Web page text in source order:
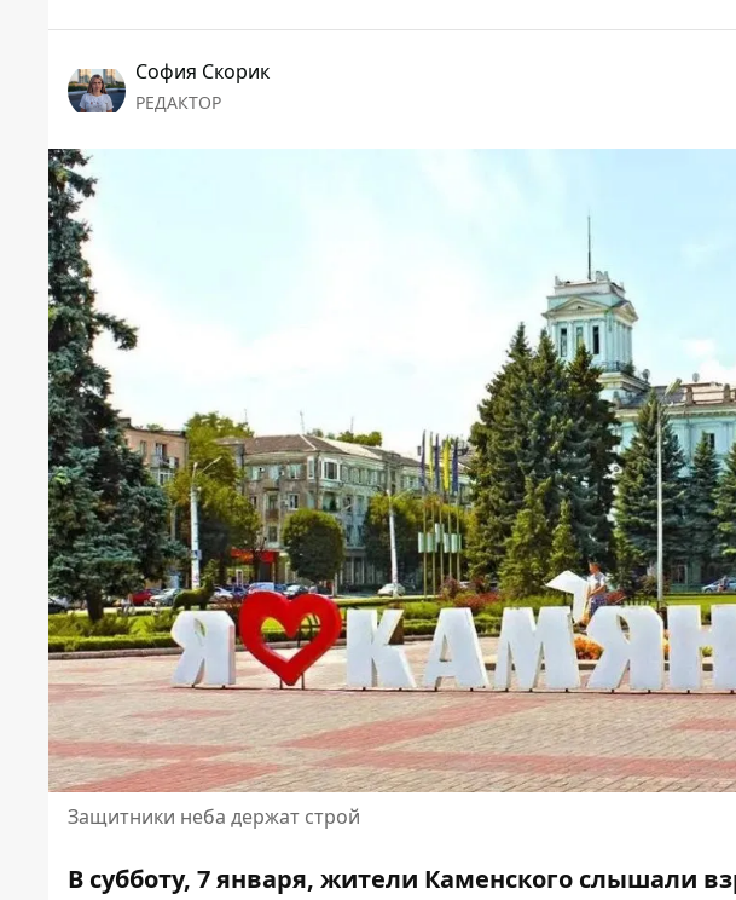
София Скорик
РЕДАКТОР
Защитники неба держат строй
В субботу, 7 января, жители Каменского слышали